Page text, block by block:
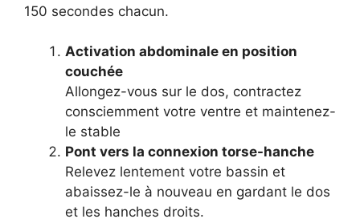
150 secondes chacun.
Activation abdominale en position
couchée
Allongez-vous sur le dos, contractez
consciemment votre ventre et maintenez-
le stable
Pont vers la connexion torse-hanche
Relevez lentement votre bassin et
abaissez-le à nouveau en gardant le dos
et les hanches droits.